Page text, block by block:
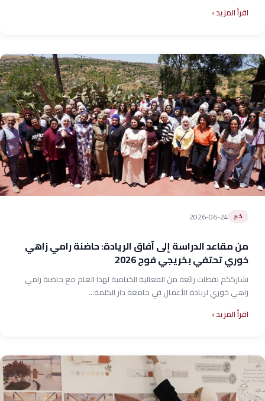
اقرأ المزيد
خبر 2026-06-24
من مقاعد الدراسة إلى آفاق الريادة: حاضنة رامي زاهي
خوري تحتفي بخريجي فوج 2026
نشارككم لقطات رائعة من الفعالية الختامية لهذا العام مع حاضنة رامي
زاهي خوري لريادة الأعمال في جامعة دار الكلمة...
اقرأ المزيد